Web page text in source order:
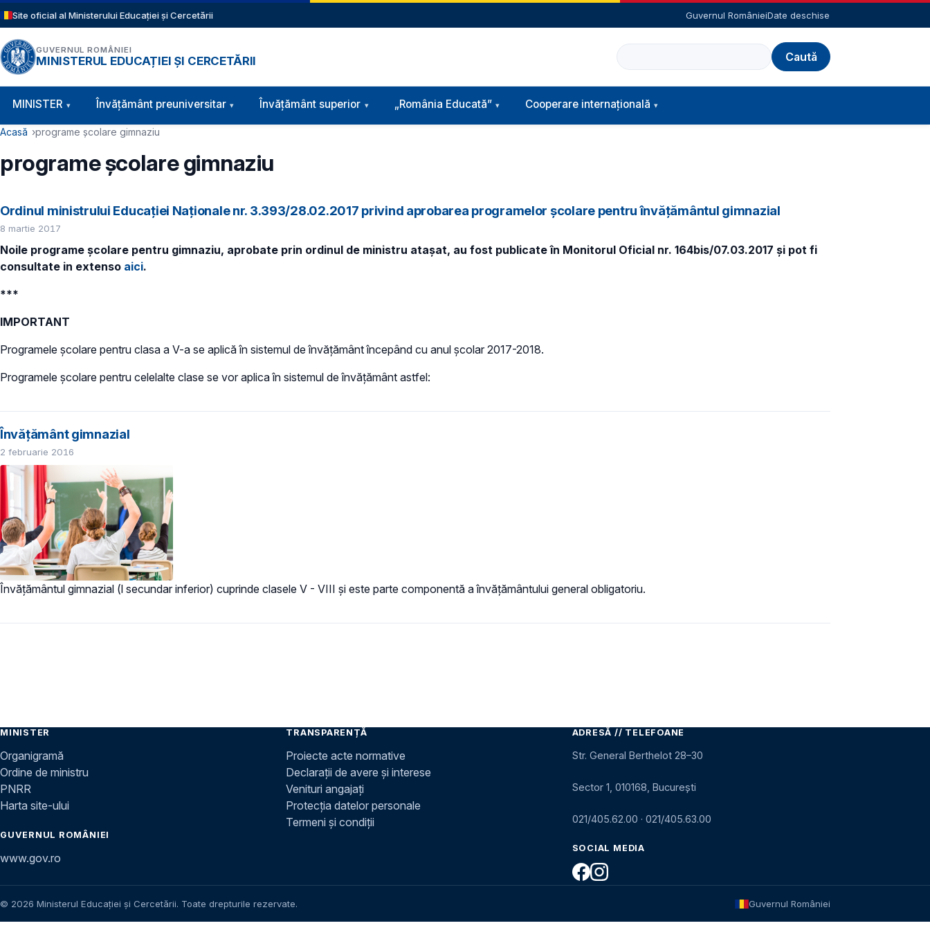
Sari la conținutul principal
Site oficial al Ministerului Educației și Cercetării Guvernul RomânieiDate deschise
GUVERNUL ROMÂNIEI
MINISTERUL EDUCAȚIEI ȘI CERCETĂRII
Caută
Navigație principală
MINISTER Învăţământ preuniversitar Învățământ superior „România Educată” Cooperare internațională
Cale de navigare
Acasă programe școlare gimnaziu
programe școlare gimnaziu
Ordinul ministrului Educației Naționale nr. 3.393/28.02.2017 privind aprobarea programelor școlare pentru învățământul gimnazial
8 martie 2017
Noile programe școlare pentru gimnaziu, aprobate prin ordinul de ministru atașat, au fost publicate în Monitorul Oficial nr. 164bis/07.03.2017 și pot fi
consultate in extenso aici.
***
IMPORTANT
Programele şcolare pentru clasa a V-a se aplică în sistemul de învățământ începând cu anul școlar 2017-2018.
Programele școlare pentru celelalte clase se vor aplica în sistemul de învățământ astfel:
Învățământ gimnazial
2 februarie 2016
Învățământul gimnazial (l secundar inferior) cuprinde clasele V - VIII și este parte componentă a învățământului general obligatoriu.
MINISTER
Organigramă
Ordine de ministru
PNRR
Harta site-ului
GUVERNUL ROMÂNIEI
www.gov.ro
TRANSPARENȚĂ
Proiecte acte normative
Declarații de avere și interese
Venituri angajați
Protecția datelor personale
Termeni și condiții
ADRESĂ // TELEFOANE
Str. General Berthelot 28–30
Sector 1, 010168, București
021/405.62.00 · 021/405.63.00
SOCIAL MEDIA
© 2026 Ministerul Educației și Cercetării. Toate drepturile rezervate. Guvernul României